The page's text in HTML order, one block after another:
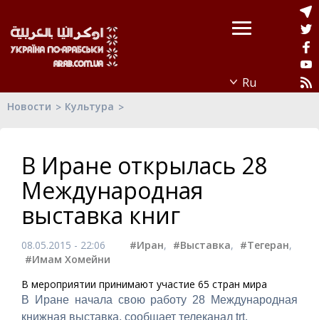
Новости Культура
В Иране открылась 28
Международная
выставка книг
08.05.2015 - 22:06 #Иран, #Выставка, #Тегеран,
#Имам Хомейни
В мероприятии принимают участие 65 стран мира
В Иране начала свою работу 28 Международная
книжная выставка, сообщает телеканал trt.